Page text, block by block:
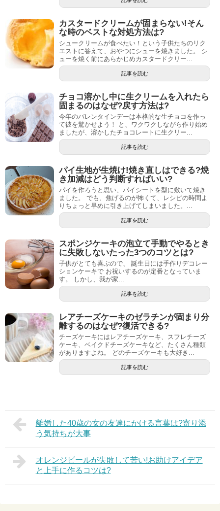
カスタードクリームが固まらない!そん
な時のベストな対処方法は?
シュークリームが食べたい！という子供たちのリク
エストに答えて、おやつにシューを焼きました。 シ
ューを焼く前にあらかじめカスタードクリー...
記事を読む
チョコ溶かし中に生クリームを入れたら
固まるのはなぜ?戻す方法は?
今年のバレンタインデーは本格的な生チョコを作っ
て彼を驚かせよう！ と、ワクワクしながら作り始め
ましたが、溶かしたチョコレートに生クリー...
記事を読む
パイ生地が生焼け!焼き直しはできる?焼
き加減はどう判断すればいい?
パイを作ろうと思い、パイシートを型に敷いて焼き
ました。 でも、焦げるのが怖くて、レシピの時間よ
りちょっと早めに引き上げてしまいました。...
記事を読む
スポンジケーキの泡立て手動でやるとき
に失敗しないたった3つのコツとは?
子供がとても喜ぶので、 誕生日には手作りデコレー
ションケーキで お祝いするのが定番となっていま
す。 しかし、我が家...
記事を読む
レアチーズケーキのゼラチンが固まり分
離するのはなぜ?復活できる?
チーズケーキにはレアチーズケーキ、スフレチーズ
ケーキ、ベイクドチーズケーキなど、たくさん種類
がありますよね。 どのチーズケーキも大好き...
記事を読む
離婚した40歳の女の友達にかける言葉は?寄り添
う気持ちが大事
オレンジピールが失敗して苦い!お助けアイデア
と上手に作るコツは?